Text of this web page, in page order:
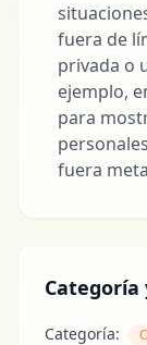
fuera de
privada o
ejemplo,
para
fuera
Categoría
Categoría: